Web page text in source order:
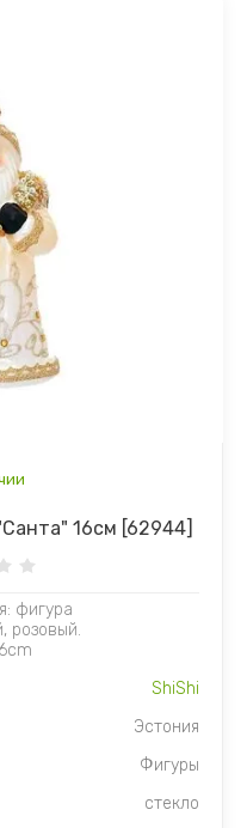
16см [62944]
фигура
розовый.
ShiShi
Эстония
Фигуры
стекло